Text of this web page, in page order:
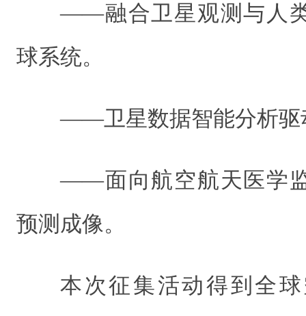
——融合卫星观测与人
球系统。
——卫星数据智能分析驱
——面向航空航天医学
预测成像。
本次征集活动得到全